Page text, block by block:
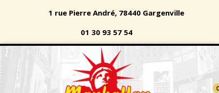
1 rue Pierre André, 78440 Gargenville
01 30 93 57 54
0